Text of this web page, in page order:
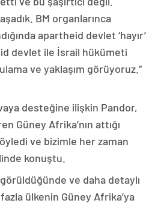
BM organlarınca
apartheid devlet ‘hayır’
devlet ile İsrail hükümeti
ve yaklaşım görüyoruz.”
desteğine ilişkin Pandor,
Güney Afrika’nın attığı
ve bizimle her zaman
konuştu.
ve daha detaylı
ülkenin Güney Afrika’ya